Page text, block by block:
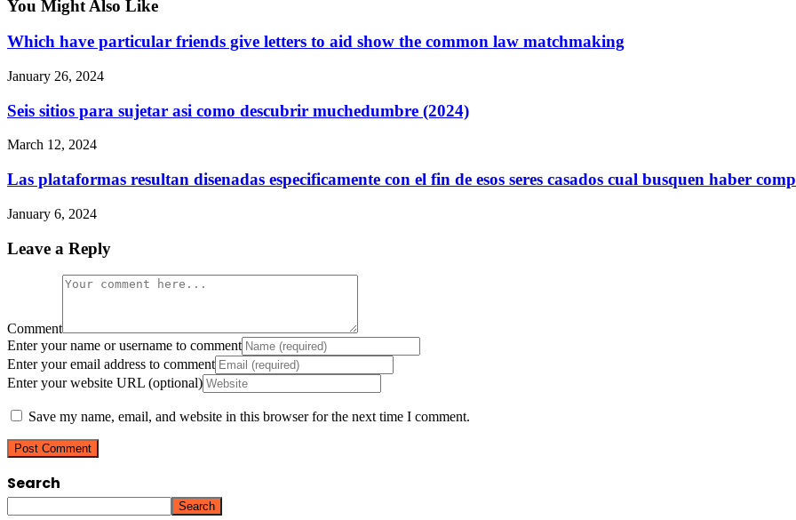
You Might Also Like
Which have particular friends give letters to aid show the common law matchmaking
January 26, 2024
Seis sitios para sujetar asi­ como descubrir muchedumbre (2024)
March 12, 2024
Las plataformas resultan disenadas especificamente con el fin de esos seres casados cual busquen haber
January 6, 2024
Leave a Reply
Comment
Enter your name or username to comment
Enter your email address to comment
Enter your website URL (optional)
Save my name, email, and website in this browser for the next time I comment.
Search
Search